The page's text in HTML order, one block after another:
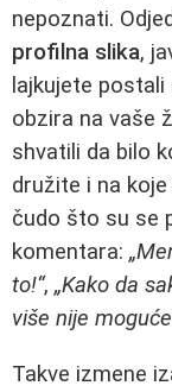
nepoznati.
profilna slika,
lajkujete
obzira na vaše
shvatili da bilo
družite i na
čudo što su se
komentara:
to!“, „Kako da
više nije
Takve izmene